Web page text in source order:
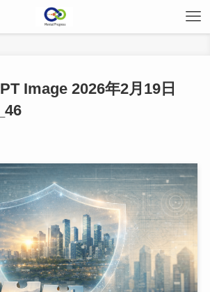
Image 2026年2月19日